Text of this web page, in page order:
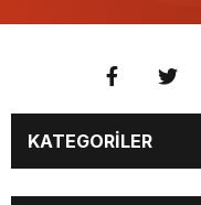
KATEGORİLER
BURÇLAR